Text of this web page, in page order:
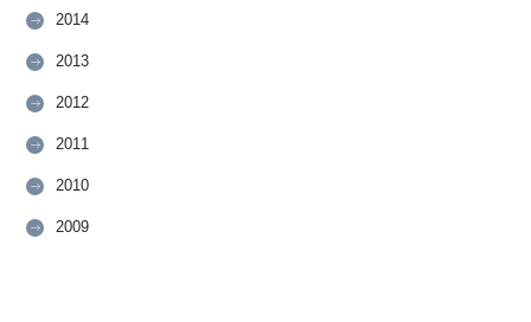
2014
2013
2012
2011
2010
2009